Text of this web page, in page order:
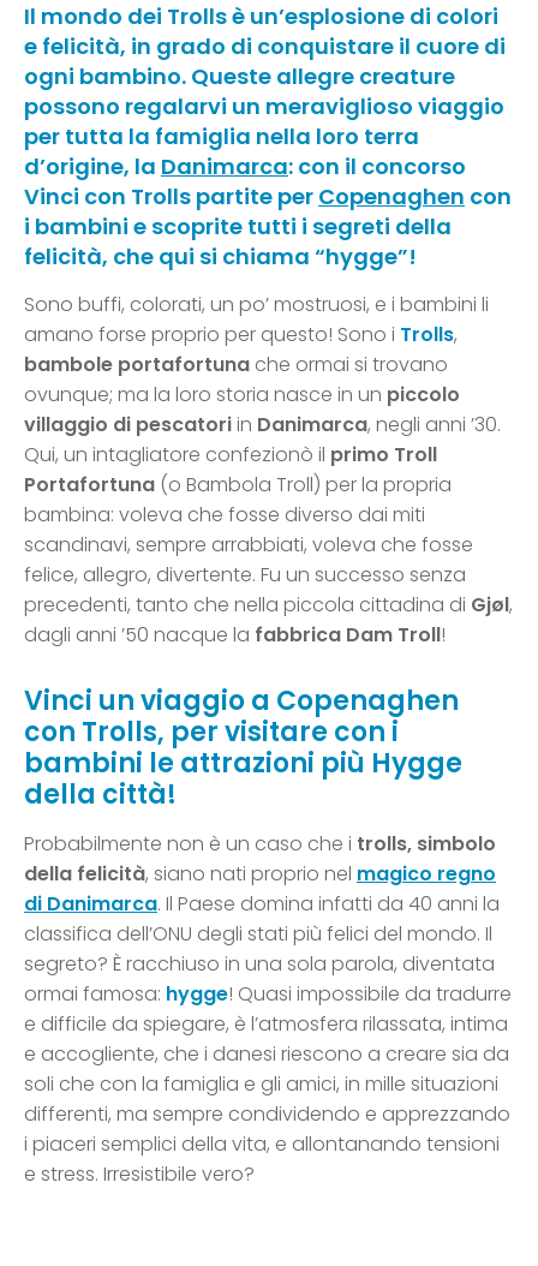
Il mondo dei Trolls è un’esplosione di colori
e felicità, in grado di conquistare il cuore di
ogni bambino. Queste allegre creature
possono regalarvi un meraviglioso viaggio
per tutta la famiglia nella loro terra
d’origine, la Danimarca: con il concorso
Vinci con Trolls partite per Copenaghen con
i bambini e scoprite tutti i segreti della
felicità, che qui si chiama “hygge”!
Sono buffi, colorati, un po’ mostruosi, e i bambini li
amano forse proprio per questo! Sono i Trolls,
bambole portafortuna che ormai si trovano
ovunque; ma la loro storia nasce in un piccolo
villaggio di pescatoriin Danimarca, negli anni ’30.
Qui, un intagliatore confezionò il primo Troll
Portafortuna (o Bambola Troll) per la propria
bambina: voleva che fosse diverso dai miti
scandinavi, sempre arrabbiati, voleva che fosse
felice, allegro, divertente. Fu un successo senza
precedenti, tanto che nella piccola cittadina di Gjøl,
dagli anni ’50 nacque la fabbrica Dam Troll!
Vinci un viaggio a Copenaghen
con Trolls, per visitare con i
bambini le attrazioni più Hygge
della città!
Probabilmente non è un caso che i trolls, simbolo
della felicità, siano nati proprio nel magico regno
di Danimarca. Il Paese domina infatti da 40 anni la
classifica dell’ONU degli stati più felici del mondo. Il
segreto? È racchiuso in una sola parola, diventata
ormai famosa: hygge! Quasi impossibile da tradurre
e difficile da spiegare, è l’atmosfera rilassata, intima
e accogliente, che i danesi riescono a creare sia da
soli che con la famiglia e gli amici, in mille situazioni
differenti, ma sempre condividendo e apprezzando
i piaceri semplici della vita, e allontanando tensioni
e stress. Irresistibile vero?